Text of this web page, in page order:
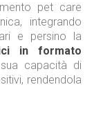
pet care
integrando
e persino la
in formato
capacità di
rendendola